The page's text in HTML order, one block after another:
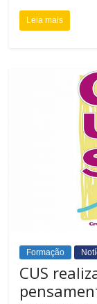
Leia mais
Formação
CUS